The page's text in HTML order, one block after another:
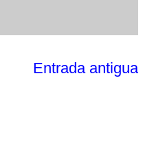
Entrada antigua